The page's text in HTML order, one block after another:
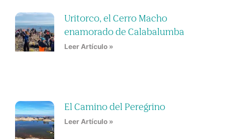
Uritorco, el Cerro Macho
enamorado de Calabalumba
Leer Artículo »
El Camino del Peregrino
Leer Artículo »